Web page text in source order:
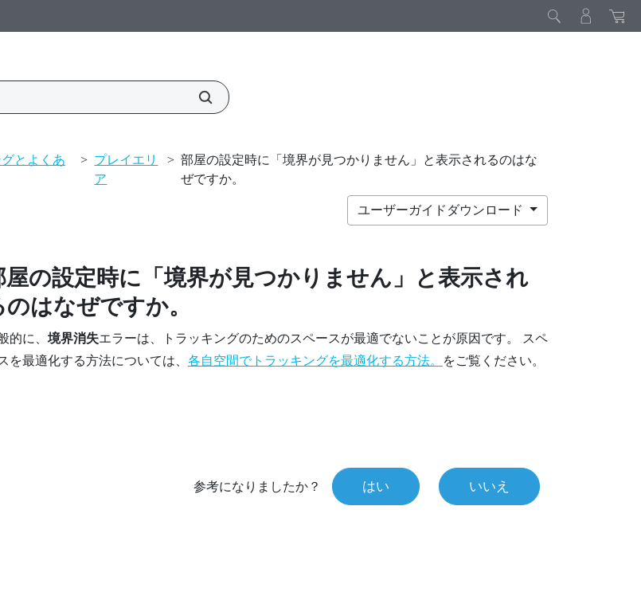
とよくあ
> プレイエリ
ア
> 部屋の設定時に「境界が見つかりません」と表示されるのはな
ぜですか。
ユーザーガイドダウンロード
屋の設定時に「境界が見つかりません」と表示され
のはなぜですか。
的に、 境界消失エラーは、トラッキングのためのスペースが最適でないことが原因です。 スペ
を最適化する方法については、 各自空間でトラッキングを最適化する方法。 をご覧ください。
参考になりましたか？ はい いいえ